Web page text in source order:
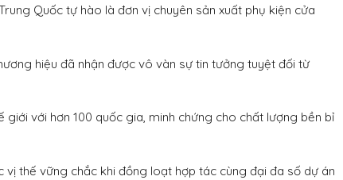
Quốc tự hào là đơn vị chuyên sản xuất phụ kiện cửa
hiệu đã nhận được vô vàn sự tin tưởng tuyệt đối từ
với hơn 100 quốc gia, minh chứng cho chất lượng bền bỉ
thế vững chắc khi đồng loạt hợp tác cùng đại đa số dự án